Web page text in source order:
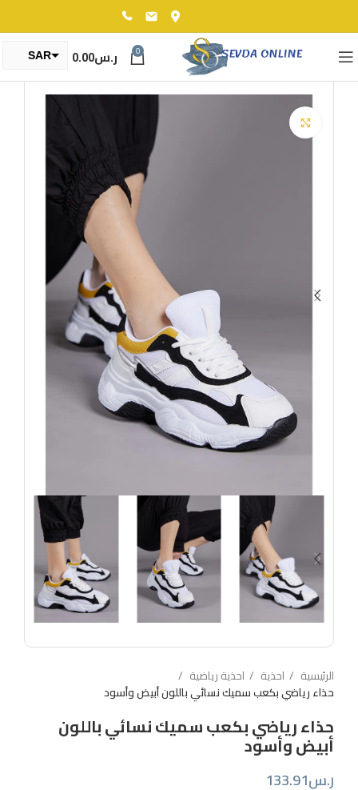
0 ر.س0.00
SAR
TRY
الرئيسية احذية
احذية رياضية
حذاء رياضي بكعب سميك نسائي باللون أبيض وأسود
حذاء رياضي بكعب سميك نسائي باللون
أبيض وأسود
ر.س133.91